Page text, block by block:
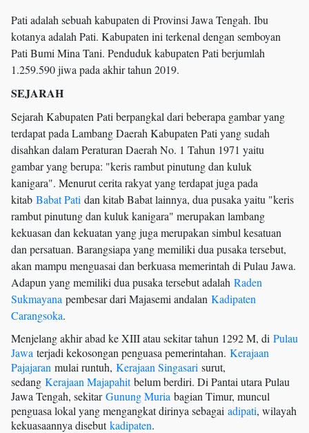
Pati adalah sebuah kabupaten di Provinsi Jawa Tengah. Ibu
kotanya adalah Pati. Kabupaten ini terkenal dengan semboyan
Pati Bumi Mina Tani. Penduduk kabupaten Pati berjumlah
1.259.590 jiwa pada akhir tahun 2019.
SEJARAH
Sejarah Kabupaten Pati berpangkal dari beberapa gambar yang
terdapat pada Lambang Daerah Kabupaten Pati yang sudah
disahkan dalam Peraturan Daerah No. 1 Tahun 1971 yaitu
gambar yang berupa: "keris rambut pinutung dan kuluk
kanigara". Menurut cerita rakyat yang terdapat juga pada
kitab Babat Pati dan kitab Babat lainnya, dua pusaka yaitu "keris
rambut pinutung dan kuluk kanigara" merupakan lambang
kekuasan dan kekuatan yang juga merupakan simbul kesatuan
dan persatuan. Barangsiapa yang memiliki dua pusaka tersebut,
akan mampu menguasai dan berkuasa memerintah di Pulau Jawa.
Adapun yang memiliki dua pusaka tersebut adalah Raden
Sukmayana pembesar dari Majasemi andalan Kadipaten
Carangsoka.
Menjelang akhir abad ke XIII atau sekitar tahun 1292 M, di Pulau
Jawa terjadi kekosongan penguasa pemerintahan. Kerajaan
Pajajaran mulai runtuh, Kerajaan Singasari surut,
sedang Kerajaan Majapahitbelum berdiri. Di Pantai utara Pulau
Jawa Tengah, sekitarGunung Muria bagian Timur, muncul
penguasa lokal yang mengangkat dirinya sebagai adipati, wilayah
kekuasaannya disebutkadipaten.